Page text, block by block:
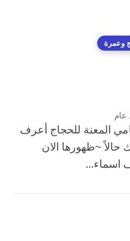
وعمرة
عام
المعنة للحجاج أعرف
حالاً ~ظهورها الان
اسماء...